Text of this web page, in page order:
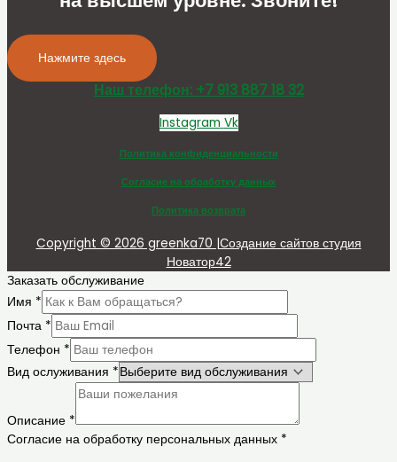
Нажмите здесь
Наш телефон: +7 913 887 18 32
Instagram Vk
Политика конфиденциальности
Согласие на обработку данных
Политика возврата
Copyright © 2026 greenka70 |Создание сайтов студия
Новатор42
Заказать обслуживание
Имя *
Почта *
Телефон *
Вид ослуживания *
Описание *
Согласие на обработку персональных данных *